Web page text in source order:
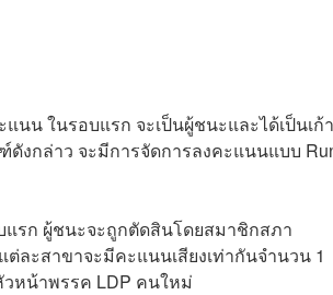
นน ในรอบแรก จะเป็นผู้ชนะและได้เป็นเก้
งกล่าว จะมีการจัดการลงคะแนนแบบ
แรก ผู้ชนะจะถูกตัดสินโดยสมาชิกสภา
ะสาขาจะมีคะแนนเสียงเท่ากันจำนวน 1
วหน้าพรรค LDP คนใหม่